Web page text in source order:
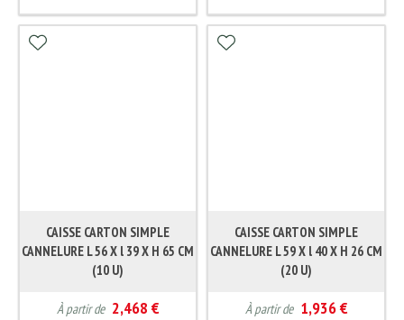
CAISSE CARTON SIMPLE
CANNELURE L 56 X l 39 X H 65 CM
(10 U)
À partir de 2,468 €
CAISSE CARTON SIMPLE
CANNELURE L 59 X l 40 X H 26 CM
(20 U)
À partir de 1,936 €